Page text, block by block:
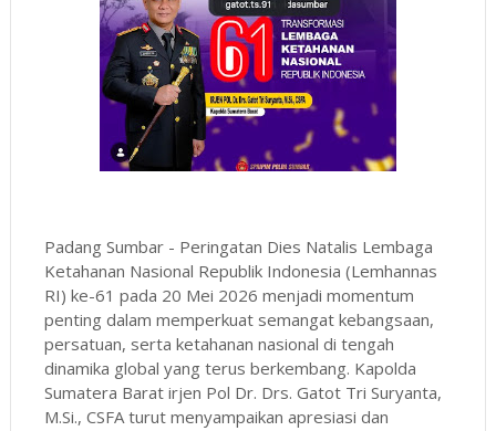
Padang Sumbar - Peringatan Dies Natalis Lembaga
Ketahanan Nasional Republik Indonesia (Lemhannas
RI) ke-61 pada 20 Mei 2026 menjadi momentum
penting dalam memperkuat semangat kebangsaan,
persatuan, serta ketahanan nasional di tengah
dinamika global yang terus berkembang. Kapolda
Sumatera Barat irjen Pol Dr. Drs. Gatot Tri Suryanta,
M.Si., CSFA turut menyampaikan apresiasi dan